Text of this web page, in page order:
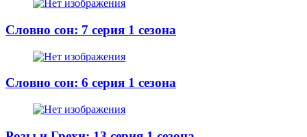
Словно сон: 7 серия 1 сезона
Словно сон: 6 серия 1 сезона